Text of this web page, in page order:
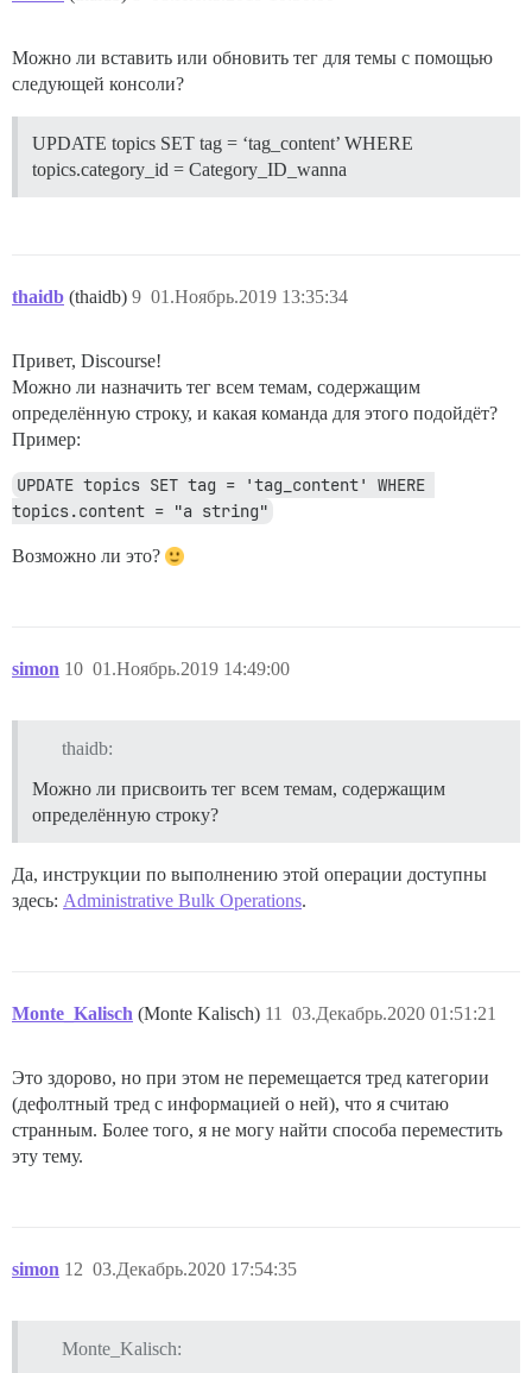
Можно ли вставить или обновить тег для темы с помощью
следующей консоли?
UPDATE topics SET tag = ‘tag_content’ WHERE
topics.category_id = Category_ID_wanna
thaidb (thaidb) 01.Ноябрь.2019 13:35:34
9
Привет, Discourse!
Можно ли назначить тег всем темам, содержащим
определённую строку, и какая команда для этого подойдёт?
Пример:
UPDATE topics SET tag = 'tag_content' WHERE
topics.content = "a string"
Возможно ли это?
simon 01.Ноябрь.2019 14:49:00
10
thaidb:
Можно ли присвоить тег всем темам, содержащим
определённую строку?
Да, инструкции по выполнению этой операции доступны
здесь: Administrative Bulk Operations.
Monte_Kalisch (Monte Kalisch) 03.Декабрь.2020 01:51:21
11
Это здорово, но при этом не перемещается тред категории
(дефолтный тред с информацией о ней), что я считаю
странным. Более того, я не могу найти способа переместить
эту тему.
simon 03.Декабрь.2020 17:54:35
12
Monte_Kalisch: